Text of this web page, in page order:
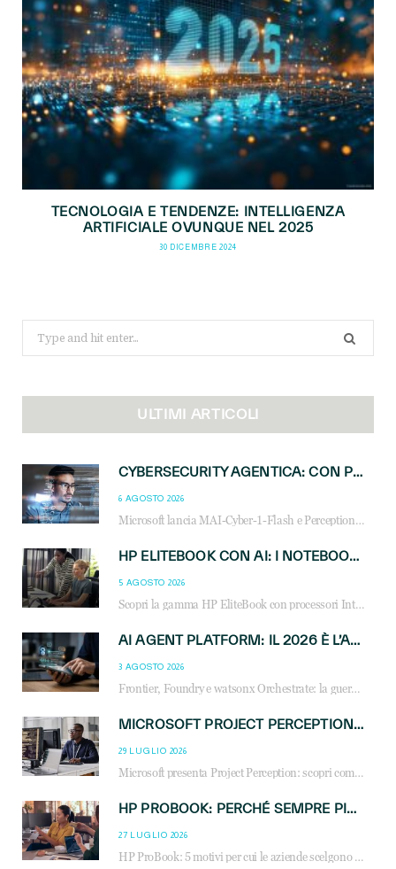
TECNOLOGIA E TENDENZE: INTELLIGENZA
ARTIFICIALE OVUNQUE NEL 2025
30 DICEMBRE 2024
for:
ULTIMI ARTICOLI
CYBERSECURITY AGENTICA: CON PERCEPTION E MAI-CYBER-1-FLASH MICROSOFT APRE NUOVI SERVIZI PER IL CANALE
6 AGOSTO 2026
Microsoft lancia MAI-Cyber-1-Flash e Perception: cybersecurity agentica in preview dal 3 novembre. Cosa cambia per MSP, system integrator e reseller.
HP ELITEBOOK CON AI: I NOTEBOOK BUSINESS INTELLIGENTI CHE TRASFORMANO PRODUTTIVITÀ, SICUREZZA E LAVORO IBRIDO
5 AGOSTO 2026
Scopri la gamma HP EliteBook con processori Intel® Core™ Ultra e AMD Ryzen™ AI. Notebook business progettati per aumentare la produttività, migliorare la collaborazione e garantire sicurezza avanzata in ufficio e in mobilità.
AI AGENT PLATFORM: IL 2026 È L’ANNO DEL «SISTEMA OPERATIVO» PER GLI AGENTI AZIENDALI
3 AGOSTO 2026
Frontier, Foundry e watsonx Orchestrate: la guerra delle piattaforme AI agent ridisegna il mercato IT. Cosa cambia per reseller, MSP e system integrator.
MICROSOFT PROJECT PERCEPTION: COME GLI AGENTI AI CAMBIERANNO SOC, CYBERSECURITY E SERVIZI MSP
29 LUGLIO 2026
Microsoft presenta Project Perception: scopri come gli agenti AI possono trasformare cybersecurity, SOC e servizi gestiti degli MSP.
HP PROBOOK: PERCHÉ SEMPRE PIÙ AZIENDE SCELGONO NOTEBOOK PROGETTATI PER IL LAVORO MODERNO
27 LUGLIO 2026
HP ProBook: 5 motivi per cui le aziende scelgono i notebook business HP per migliorare produttività, sicurezza e gestione dell’AI.